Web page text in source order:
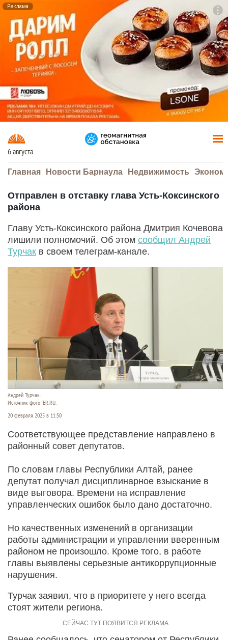
Реклама
6 августа
Главная Новости Барнаула Недвижимость
Отправлен в отставку глава Усть-Коксинского
района
Главу Усть-Коксинского района Дмитрия Кочевова
лишили полномочий. Об этом сообщил Андрей
Турчак в своем телеграм-канале.
Андрей Турчак.
Источник фото: ER.RU.
20 февраля 2025 в 11:50
Соответствующее представление направлено в
районный совет депутатов.
По словам главы Республики Алтай, ранее
депутат получал дисциплинарное взыскание в
виде выговора. Времени на исправление
управленческих ошибок было дано достаточно.
Но качественных изменений в организации
работы администрации и управлении вверенным
районом не произошло. Кроме того, в работе
главы выявлены серьезные антикоррупционные
нарушения.
Турчак заявил, что в приоритете у него всегда
стоят жители региона.